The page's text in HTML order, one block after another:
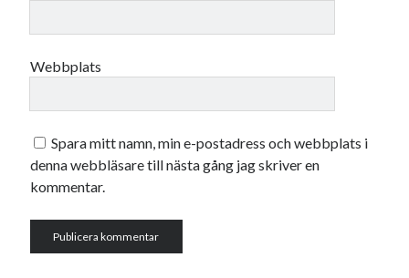
Webbplats
Spara mitt namn, min e-postadress och webbplats i
denna webbläsare till nästa gång jag skriver en
kommentar.